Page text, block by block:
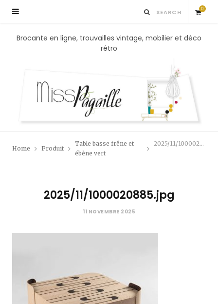
0
S
p
Brocante en ligne, trouvailles vintage, mobilier et déco
rétro
Home Produit
Table basse frêne et
ébène vert
2025/11/1000020885.jpg
2025/11/1000020885.jpg
11 NOVEMBRE 2025